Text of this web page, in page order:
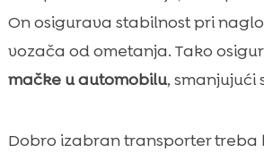
On osigurava stabilnost pri
vozača od ometanja. Tako
mačke u automobilu, smanjujući
Dobro izabran transporter treba